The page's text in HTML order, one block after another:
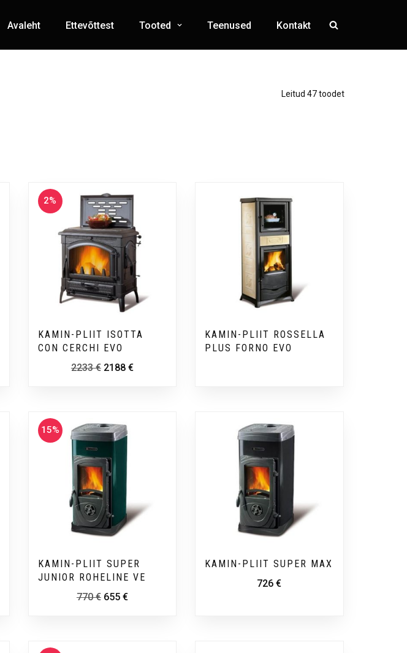
Avaleht Ettevõttest Tooted Teenused Kontakt
Leitud 47 toodet
2%
KAMIN-PLIIT ISOTTA
CON CERCHI EVO
2233€ 2188 €
KAMIN-PLIIT ROSSELLA
PLUS FORNO EVO
15%
KAMIN-PLIIT SUPER
JUNIOR ROHELINE VE
770€ 655 €
KAMIN-PLIIT SUPER MAX
726€